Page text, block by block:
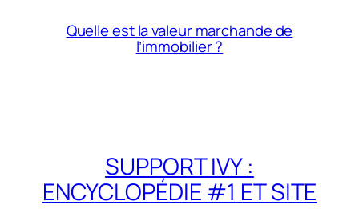
Quelle est la valeur marchande de
l’immobilier ?
SUPPORT IVY :
ENCYCLOPÉDIE #1 ET SITE